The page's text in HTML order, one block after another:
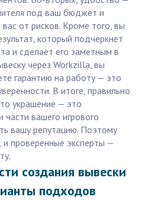
под ваш бюджет и
от рисков. Кроме того, вы
который подчеркнет
и сделает его заметным в
через Workzilla, вы
гарантию на работу — это
В итоге, правильно
украшение — это
вашего игрового
вашу репутацию. Поэтому
проверенные эксперты —
создания вывески
подходов